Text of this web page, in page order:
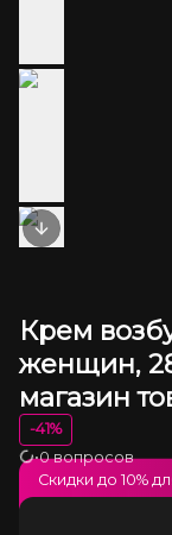
Next slide
Крем
женщин,
магазин
-41%
Загрузка
•0 вопросов
Скидки до 10%